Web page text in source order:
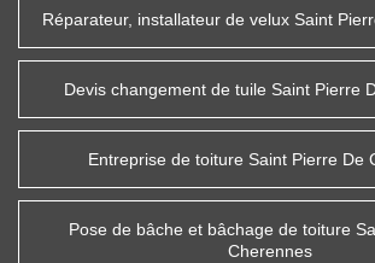
Réparateur, installateur de velux Saint
Devis changement de tuile Saint Pierre
Entreprise de toiture Saint Pierre De
Pose de bâche et bâchage de toiture
Cherennes